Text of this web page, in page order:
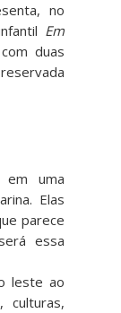
no
Em
duas
em uma
Elas
parece
essa
leste ao
culturas,